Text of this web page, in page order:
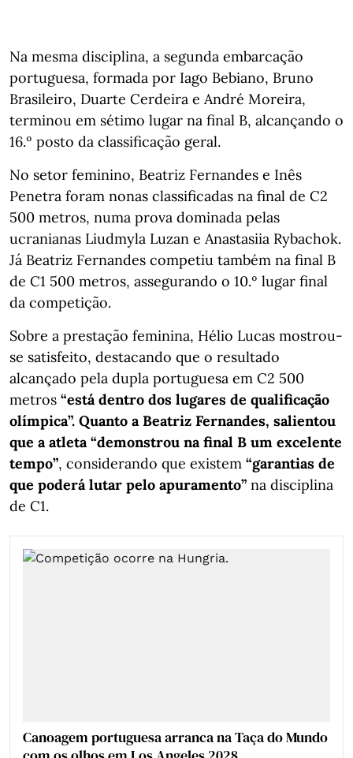
Na mesma disciplina, a segunda embarcação
portuguesa, formada por Iago Bebiano, Bruno
Brasileiro, Duarte Cerdeira e André Moreira,
terminou em sétimo lugar na final B, alcançando o
16.º posto da classificação geral.
No setor feminino, Beatriz Fernandes e Inês
Penetra foram nonas classificadas na final de C2
500 metros, numa prova dominada pelas
ucranianas Liudmyla Luzan e Anastasiia Rybachok.
Já Beatriz Fernandes competiu também na final B
de C1 500 metros, assegurando o 10.º lugar final
da competição.
Sobre a prestação feminina, Hélio Lucas mostrou-
se satisfeito, destacando que o resultado
alcançado pela dupla portuguesa em C2 500
metros “está dentro dos lugares de qualificação
olímpica”. Quanto a Beatriz Fernandes, salientou
que a atleta “demonstrou na final B um excelente
tempo”, considerando que existem “garantias de
que poderá lutar pelo apuramento” na disciplina
de C1.
Canoagem portuguesa arranca na Taça do Mundo